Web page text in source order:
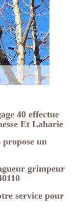
40 effectue
Et Laharie
un
grimpeur
service pour